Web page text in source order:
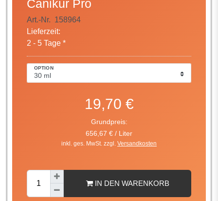
Canikur Pro
Art.-Nr. 158964
Lieferzeit:
2 - 5 Tage *
OPTION
19,70 €
Grundpreis:
656,67 € / Liter
inkl. ges. MwSt. zzgl. Versandkosten
IN DEN WARENKORB